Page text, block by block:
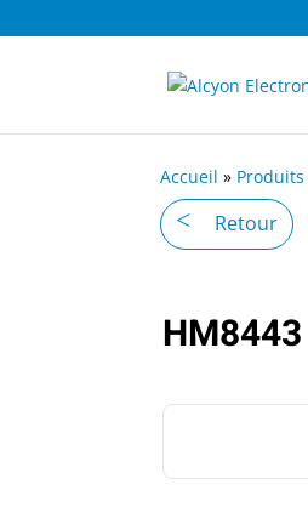
Accueil » Produits
Retour